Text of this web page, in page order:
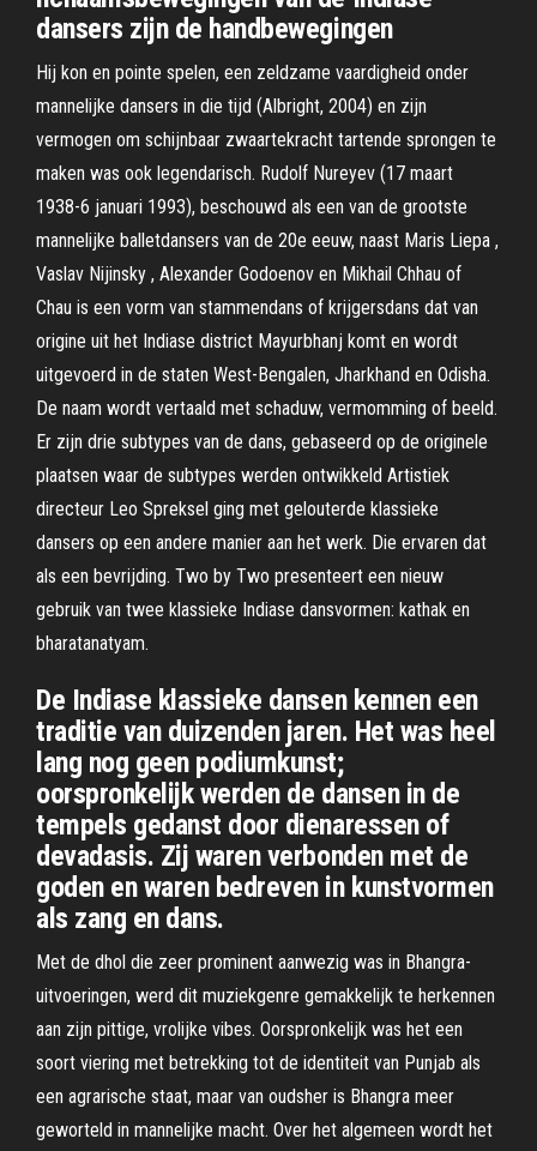
dansers zijn de handbewegingen
Hij kon en pointe spelen, een zeldzame vaardigheid onder
mannelijke dansers in die tijd (Albright, 2004) en zijn
vermogen om schijnbaar zwaartekracht tartende sprongen te
maken was ook legendarisch. Rudolf Nureyev (17 maart
1938-6 januari 1993), beschouwd als een van de grootste
mannelijke balletdansers van de 20e eeuw, naast Maris Liepa ,
Vaslav Nijinsky , Alexander Godoenov en Mikhail Chhau of
Chau is een vorm van stammendans of krijgersdans dat van
origine uit het Indiase district Mayurbhanj komt en wordt
uitgevoerd in de staten West-Bengalen, Jharkhand en Odisha.
De naam wordt vertaald met schaduw, vermomming of beeld.
Er zijn drie subtypes van de dans, gebaseerd op de originele
plaatsen waar de subtypes werden ontwikkeld Artistiek
directeur Leo Spreksel ging met gelouterde klassieke
dansers op een andere manier aan het werk. Die ervaren dat
als een bevrijding. Two by Two presenteert een nieuw
gebruik van twee klassieke Indiase dansvormen: kathak en
bharatanatyam.
De Indiase klassieke dansen kennen een
traditie van duizenden jaren. Het was heel
lang nog geen podiumkunst;
oorspronkelijk werden de dansen in de
tempels gedanst door dienaressen of
devadasis. Zij waren verbonden met de
goden en waren bedreven in kunstvormen
als zang en dans.
Met de dhol die zeer prominent aanwezig was in Bhangra-
uitvoeringen, werd dit muziekgenre gemakkelijk te herkennen
aan zijn pittige, vrolijke vibes. Oorspronkelijk was het een
soort viering met betrekking tot de identiteit van Punjab als
een agrarische staat, maar van oudsher is Bhangra meer
geworteld in mannelijke macht. Over het algemeen wordt het